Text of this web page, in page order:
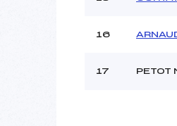
16
17 PETOT